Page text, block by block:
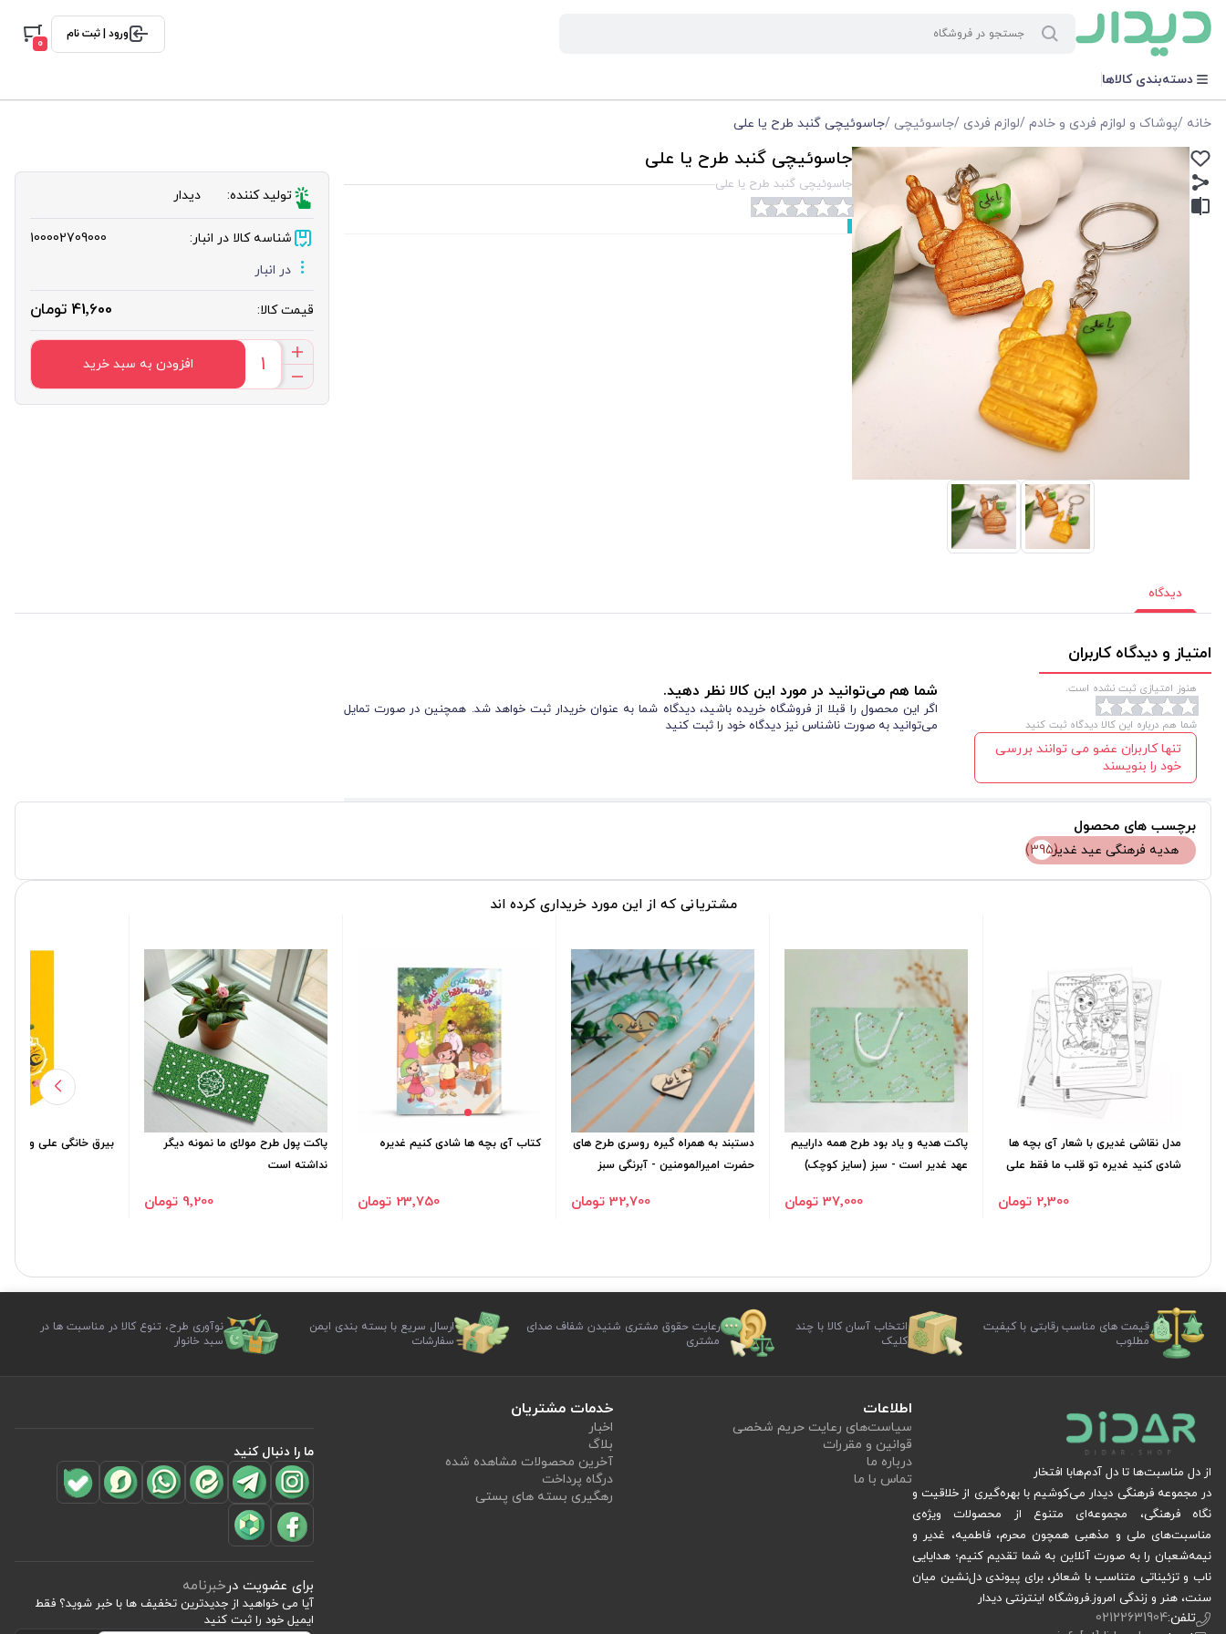
ورود | ثبت نام
0
دسته‌بندی کالاها
خانه /پوشاک و لوازم فردی و خادم /لوازم فردی /جاسوئیچی /جاسوئیچی گنبد طرح یا علی
جاسوئیچی گنبد طرح یا علی
جاسوئیچی گنبد طرح یا علی
تولید کننده: دیدار
شناسه کالا در انبار:
100002709000
در انبار
قیمت کالا: 41٬600 تومان
افزودن به سبد خرید
دیدگاه
امتیاز و دیدگاه کاربران
هنوز امتیازی ثبت نشده است.
شما هم درباره این کالا دیدگاه ثبت کنید
تنها کاربران عضو می توانند بررسی
خود را بنویسند
شما هم می‌توانید در مورد این کالا نظر دهید.
اگر این محصول را قبلا از فروشگاه خریده باشید، دیدگاه شما به عنوان خریدار ثبت خواهد شد. همچنین در صورت تمایل
می‌توانید به صورت ناشناس نیز دیدگاه خود را ثبت کنید
برچسب های محصول
هدیه فرهنگی عید غدیر
(395)
مشتریانی که از این مورد خریداری کرده اند
مدل نقاشی غدیری با شعار آی بچه ها
شادی کنید غدیره تو قلب ما فقط علی
2٬300 تومان
پاکت هدیه و یاد بود طرح همه داراییم
عهد غدیر است - سبز (سایز کوچک)
37٬000 تومان
دستبند به همراه گیره روسری طرح های
حضرت امیرالمومنین - آبرنگی سبز
32٬700 تومان
کتاب آی بچه ها شادی کنیم غدیره
23٬750 تومان
پاکت پول طرح مولای ما نمونه دیگر
نداشته است
9٬200 تومان
بیرق خانگی علی ولی الله -
قیمت های مناسب رقابتی با کیفیت
مطلوب
انتخاب آسان کالا با چند
کلیک
رعایت حقوق مشتری شنیدن شفاف صدای
مشتری
ارسال سریع با بسته بندی ایمن
سفارشات
نوآوری طرح، تنوع کالا در مناسبت ها در
سبد خانوار
از دل مناسبت‌ها تا دل آدم‌هابا افتخار
در مجموعه فرهنگی دیدار می‌کوشیم با بهره‌گیری از خلاقیت و
نگاه فرهنگی، مجموعه‌ای متنوع از محصولات ویژه‌ی
مناسبت‌های ملی و مذهبی همچون محرم، فاطمیه، غدیر و
نیمه‌شعبان را به صورت آنلاین به شما تقدیم کنیم؛ هدایایی
ناب و تزئیناتی متناسب با شعائر، برای پیوندی دل‌نشین میان
سنت، هنر و زندگی امروز.فروشگاه اینترنتی دیدار
تلفن:02122631904
اطلاعات
سیاست‏‌های رعایت حریم شخصی
قوانین و مقررات
درباره ما
تماس با ما
خدمات مشتریان
اخبار
بلاگ
آخرین محصولات مشاهده شده
درگاه پرداخت
رهگیری بسته های پستی
ما را دنبال کنید
برای عضویت درخبرنامه
آیا می خواهید از جدید‌ترین تخفیف‌ ها با‌ خبر شوید؟ فقط
ایمیل خود را ثبت کنید